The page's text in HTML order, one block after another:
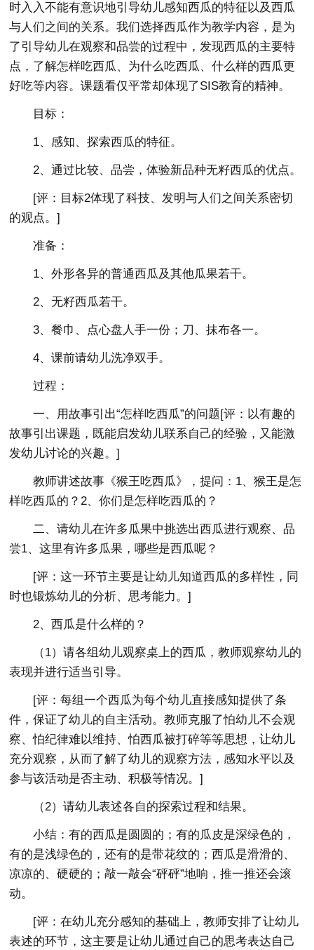
时入入不能有意识地引导幼儿感知西瓜的特征以及西瓜
与人们之间的关系。我们选择西瓜作为教学内容，是为
了引导幼儿在观察和品尝的过程中，发现西瓜的主要特
点，了解怎样吃西瓜、为什么吃西瓜、什么样的西瓜更
好吃等内容。课题看仅平常却体现了SIS教育的精神。
目标：
1、感知、探索西瓜的特征。
2、通过比较、品尝，体验新品种无籽西瓜的优点。
[评：目标2体现了科技、发明与人们之间关系密切
的观点。]
准备：
1、外形各异的普通西瓜及其他瓜果若干。
2、无籽西瓜若干。
3、餐巾、点心盘人手一份；刀、抹布各一。
4、课前请幼儿洗净双手。
过程：
一、用故事引出“怎样吃西瓜”的问题[评：以有趣的
故事引出课题，既能启发幼儿联系自己的经验，又能激
发幼儿讨论的兴趣。]
教师讲述故事《猴王吃西瓜》，提问：1、猴王是怎
样吃西瓜的？2、你们是怎样吃西瓜的？
二、请幼儿在许多瓜果中挑选出西瓜进行观察、品
尝1、这里有许多瓜果，哪些是西瓜呢？
[评：这一环节主要是让幼儿知道西瓜的多样性，同
时也锻炼幼儿的分析、思考能力。]
2、西瓜是什么样的？
（1）请各组幼儿观察桌上的西瓜，教师观察幼儿的
表现并进行适当引导。
[评：每组一个西瓜为每个幼儿直接感知提供了条
件，保证了幼儿的自主活动。教师克服了怕幼儿不会观
察、怕纪律难以维持、怕西瓜被打碎等等思想，让幼儿
充分观察，从而了解了幼儿的观察方法，感知水平以及
参与该活动是否主动、积极等情况。]
（2）请幼儿表述各自的探索过程和结果。
小结：有的西瓜是圆圆的；有的瓜皮是深绿色的，
有的是浅绿色的，还有的是带花纹的；西瓜是滑滑的、
凉凉的、硬硬的；敲一敲会“砰砰”地响，推一推还会滚
动。
[评：在幼儿充分感知的基础上，教师安排了让幼儿
表述的环节，这主要是让幼儿通过自己的思考表达自己